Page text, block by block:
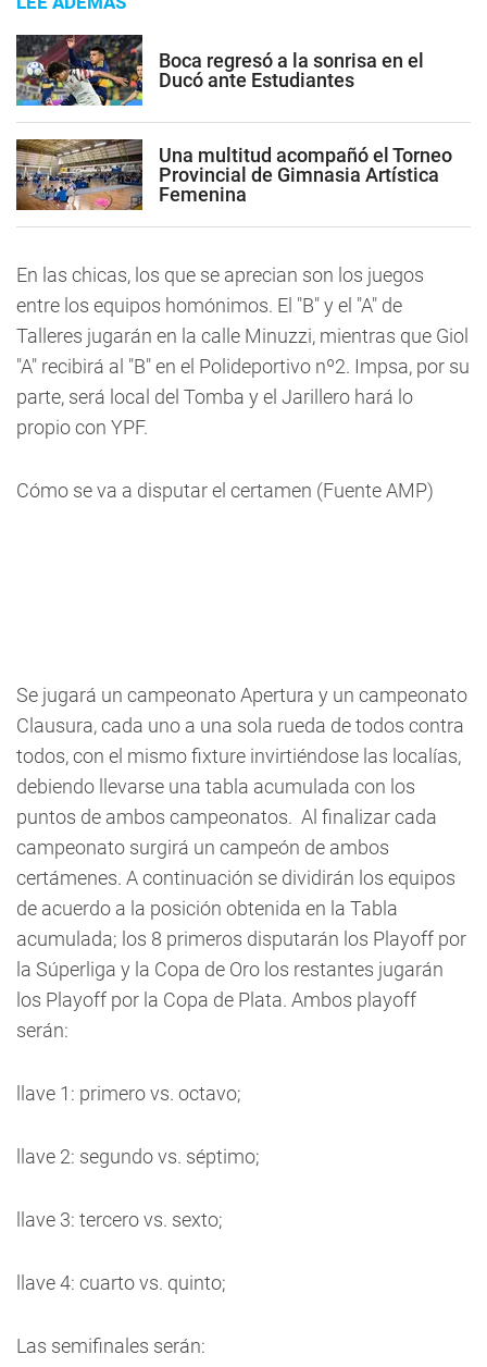
Boca regresó a la sonrisa en el
Ducó ante Estudiantes
Una multitud acompañó el Torneo
Provincial de Gimnasia Artística
Femenina
En las chicas, los que se aprecian son los juegos
entre los equipos homónimos. El "B" y el "A" de
Talleres jugarán en la calle Minuzzi, mientras que Giol
"A" recibirá al "B" en el Polideportivo nº2. Impsa, por su
parte, será local del Tomba y el Jarillero hará lo
propio con YPF.
Cómo se va a disputar el certamen (Fuente AMP)
Se jugará un campeonato Apertura y un campeonato
Clausura, cada uno a una sola rueda de todos contra
todos, con el mismo fixture invirtiéndose las localías,
debiendo llevarse una tabla acumulada con los
puntos de ambos campeonatos. Al finalizar cada
campeonato surgirá un campeón de ambos
certámenes. A continuación se dividirán los equipos
de acuerdo a la posición obtenida en la Tabla
acumulada; los 8 primeros disputarán los Playoff por
la Súperliga y la Copa de Oro los restantes jugarán
los Playoff por la Copa de Plata. Ambos playoff
serán:
llave 1: primero vs. octavo;
llave 2: segundo vs. séptimo;
llave 3: tercero vs. sexto;
llave 4: cuarto vs. quinto;
Las semifinales serán: